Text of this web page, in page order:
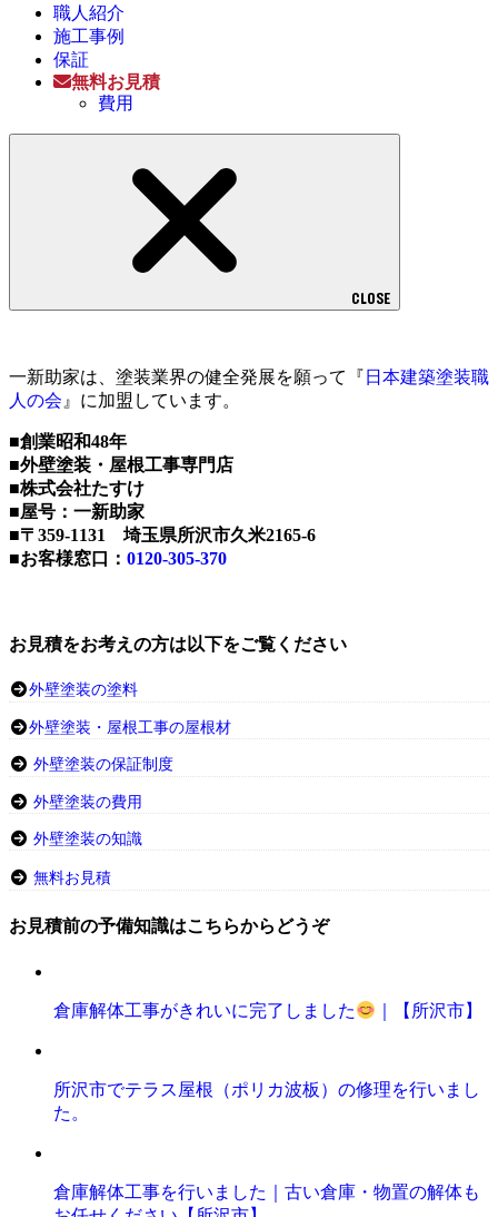
職人紹介
施工事例
保証
無料お見積
費用
CLOSE
一新助家は、塗装業界の健全発展を願って『 日本建築塗装職
人の会 』に加盟しています。
■創業昭和48年
■外壁塗装・屋根工事専門店
■株式会社たすけ
■屋号：一新助家
■〒359-1131 埼玉県所沢市久米2165-6
■お客様窓口： 0120-305-370
お見積をお考えの方は以下をご覧ください
外壁塗装の塗料
外壁塗装・屋根工事の屋根材
外壁塗装の保証制度
外壁塗装の費用
外壁塗装の知識
無料お見積
お見積前の予備知識はこちらからどうぞ
倉庫解体工事がきれいに完了しました ｜【所沢市】
所沢市でテラス屋根（ポリカ波板）の修理を行いまし
た。
倉庫解体工事を行いました｜古い倉庫・物置の解体も